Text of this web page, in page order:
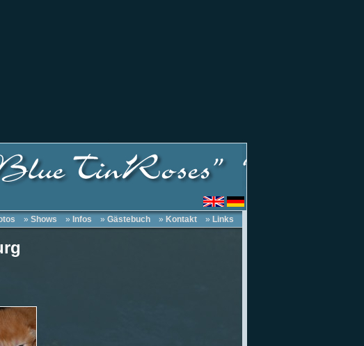
» Shows » Infos » Gästebuch » Kontakt » Links